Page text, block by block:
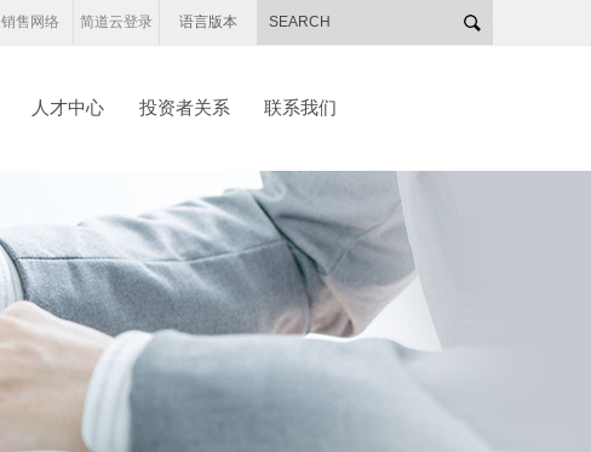
语言版本
简道云登录
销售网络
人才中心 投资者关系 联系我们